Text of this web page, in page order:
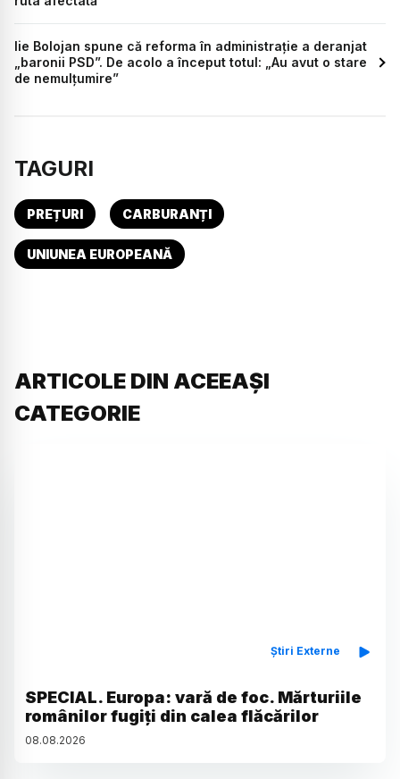
lie Bolojan spune că reforma în administrație a deranjat
„baronii PSD”. De acolo a început totul: „Au avut o stare
de nemulțumire”
TAGURI
PREȚURI CARBURANȚI
UNIUNEA EUROPEANĂ
ARTICOLE DIN ACEEAȘI
CATEGORIE
Știri Externe
SPECIAL. Europa: vară de foc. Mărturiile
românilor fugiți din calea flăcărilor
08.08.2026